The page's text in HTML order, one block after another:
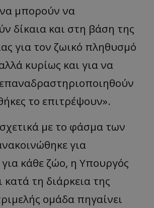
μπορούν να
δίκαια και στη βάση της
για τον ζωικό πληθυσμό
κυρίως και για να
το επιτρέψουν».
με το φάσμα των
για
κάθε ζώο, η Υπουργός
κατά τη διάρκεια της
ομάδα πηγαίνει